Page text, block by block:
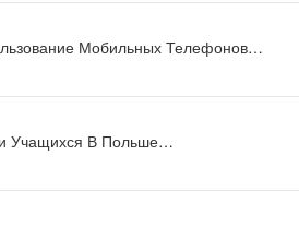
Мобильных Телефонов…
Учащихся В Польше…
Продолжительность…
Преступлений На Почве…